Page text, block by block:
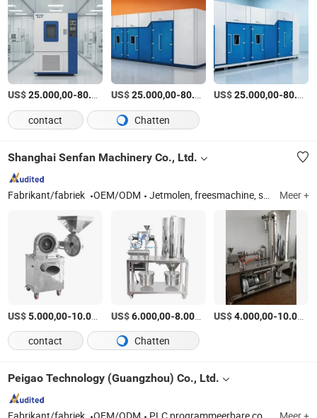
US$25.000,00-80.000,00 /Stuk
US$25.000,00-80.000,00 /Stuk
US$25.000,00-80.000,00
contact Chatten
Shanghai Senfan Machinery Co., Ltd.
Fabrikant/fabriek OEM/ODM Jetmolen, freesmachine, slijper, slijpmachine, crusher, versnipperaar, molen, vergruismachine, crushermachine, slijpmolen Meer +
US$5.000,00-10.000,00 /Stuk
US$6.000,00-8.000,00 /Stuk
US$4.000,00-10.000,00
contact Chatten
Peigao Technology (Guangzhou) Co., Ltd.